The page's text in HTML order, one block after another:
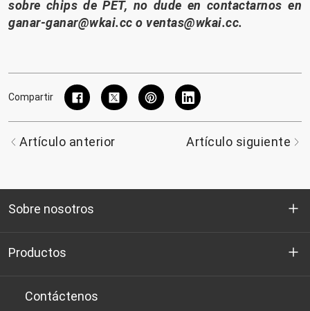
sobre chips de PET, no dude en contactarnos en
ganar-ganar@wkai.cc o ventas@wkai.cc.
Compartir
Artículo anterior Artículo siguiente
Sobre nosotros
Quienes somos
I+D
Productos
Chips de PET aptos para botellas
Contáctenos